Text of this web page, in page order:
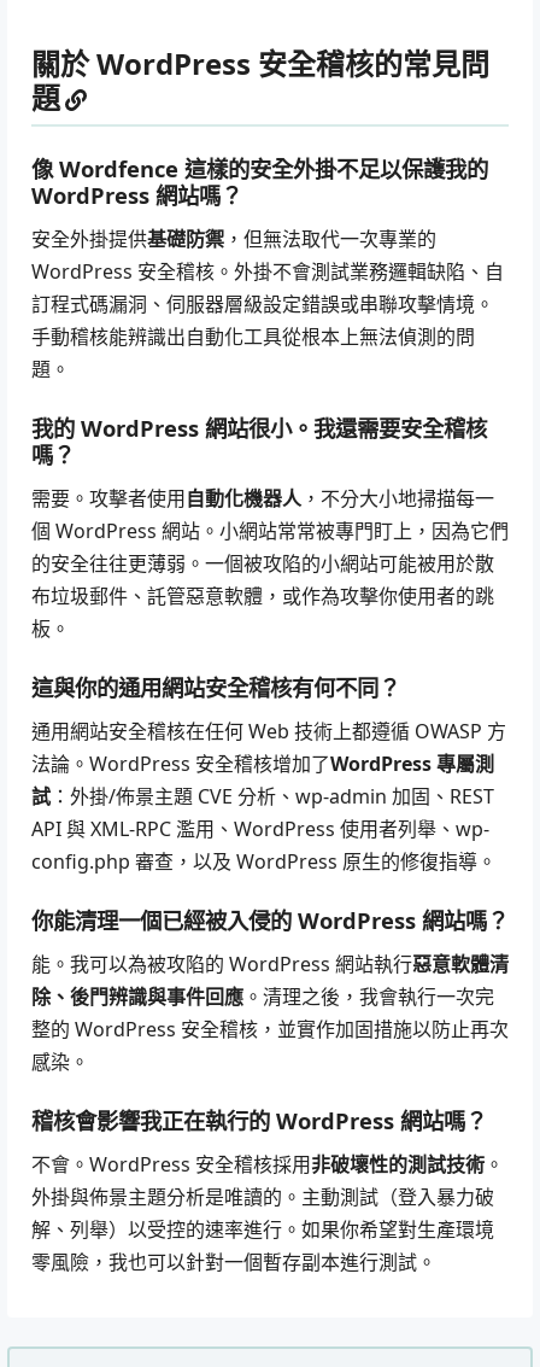
關於 WordPress 安全稽核的常見問
題
像 Wordfence 這樣的安全外掛不足以保護我的
WordPress 網站嗎？
安全外掛提供基礎防禦 ，但無法取代一次專業的
WordPress 安全稽核。外掛不會測試業務邏輯缺陷、自
訂程式碼漏洞、伺服器層級設定錯誤或串聯攻擊情境。
手動稽核能辨識出自動化工具從根本上無法偵測的問
題。
我的 WordPress 網站很小。我還需要安全稽核
嗎？
需要。攻擊者使用自動化機器人，不分大小地掃描每一
個 WordPress 網站。小網站常常被專門盯上，因為它們
的安全往往更薄弱。一個被攻陷的小網站可能被用於散
布垃圾郵件、託管惡意軟體，或作為攻擊你使用者的跳
板。
這與你的通用網站安全稽核有何不同？
通用網站安全稽核在任何 Web 技術上都遵循 OWASP 方
法論。WordPress 安全稽核增加了WordPress 專屬測
試 ：外掛/佈景主題 CVE 分析、wp-admin 加固、REST
API 與 XML-RPC 濫用、WordPress 使用者列舉、wp-
config.php 審查，以及 WordPress 原生的修復指導。
你能清理一個已經被入侵的 WordPress 網站嗎？
能。我可以為被攻陷的 WordPress 網站執行惡意軟體清
除、後門辨識與事件回應 。清理之後，我會執行一次完
整的 WordPress 安全稽核，並實作加固措施以防止再次
感染。
稽核會影響我正在執行的 WordPress 網站嗎？
不會。WordPress 安全稽核採用非破壞性的測試技術 。
外掛與佈景主題分析是唯讀的。主動測試（登入暴力破
解、列舉）以受控的速率進行。如果你希望對生產環境
零風險，我也可以針對一個暫存副本進行測試。